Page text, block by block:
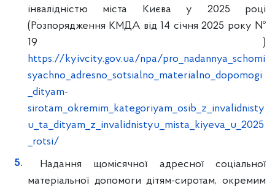
інвалідністю міста Києва у 2025 році
(Розпорядження КМДА від 14 січня 2025 року №
19 )
https://kyivcity.gov.ua/npa/pro_nadannya_schomi
syachno_adresno_sotsialno_materialno_dopomogi
_dityam-
sirotam_okremim_kategoriyam_osib_z_invalidnisty
u_ta_dityam_z_invalidnistyu_mista_kiyeva_u_2025
_rotsi/
Надання щомісячної адресної соціальної
матеріальної допомоги дітям-сиротам, окремим